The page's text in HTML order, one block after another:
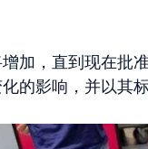
加，直到现在批
的影响，并以其